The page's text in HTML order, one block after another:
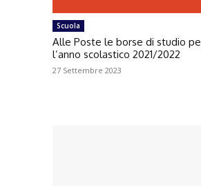
Scuola
Alle Poste le borse di studio
l’anno scolastico 2021/2022
27 Settembre 2023